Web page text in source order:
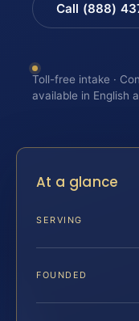
Call (888)
Toll-free intake ·
available in English
At a glance
SERVING
FOUNDED